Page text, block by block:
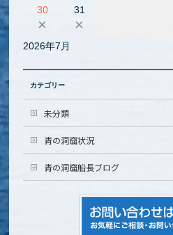
30
×
31
×
2026年7月
カテゴリー
未分類
青の洞窟状況
青の洞窟船長ブログ